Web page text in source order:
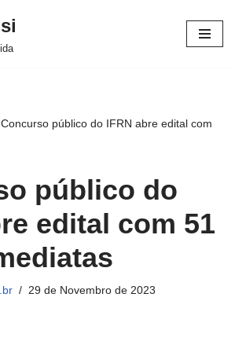
Concurso público do IFRN abre edital com
público do
edital com 51
29 de Novembro de 2023